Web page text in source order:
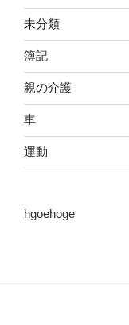
未分類
簿記
親の介護
車
運動
hgoehoge